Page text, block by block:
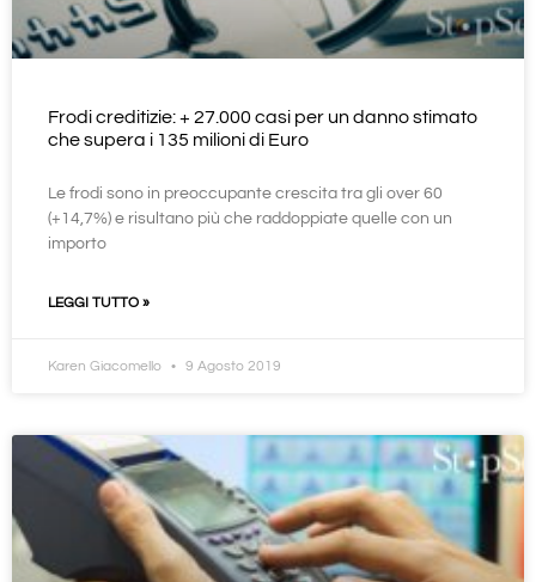
Frodi creditizie: + 27.000 casi per un danno stimato
che supera i 135 milioni di Euro
Le frodi sono in preoccupante crescita tra gli over 60
(+14,7%) e risultano più che raddoppiate quelle con un
importo
LEGGI TUTTO »
Karen Giacomello 9 Agosto 2019